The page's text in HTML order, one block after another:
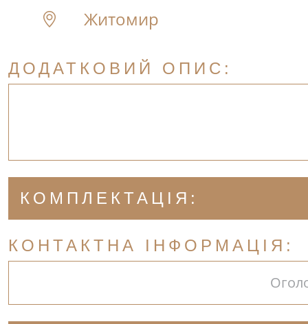
Житомир
ДОДАТКОВИЙ ОПИС:
КОМПЛЕКТАЦІЯ:
КОНТАКТНА ІНФОРМАЦІЯ: